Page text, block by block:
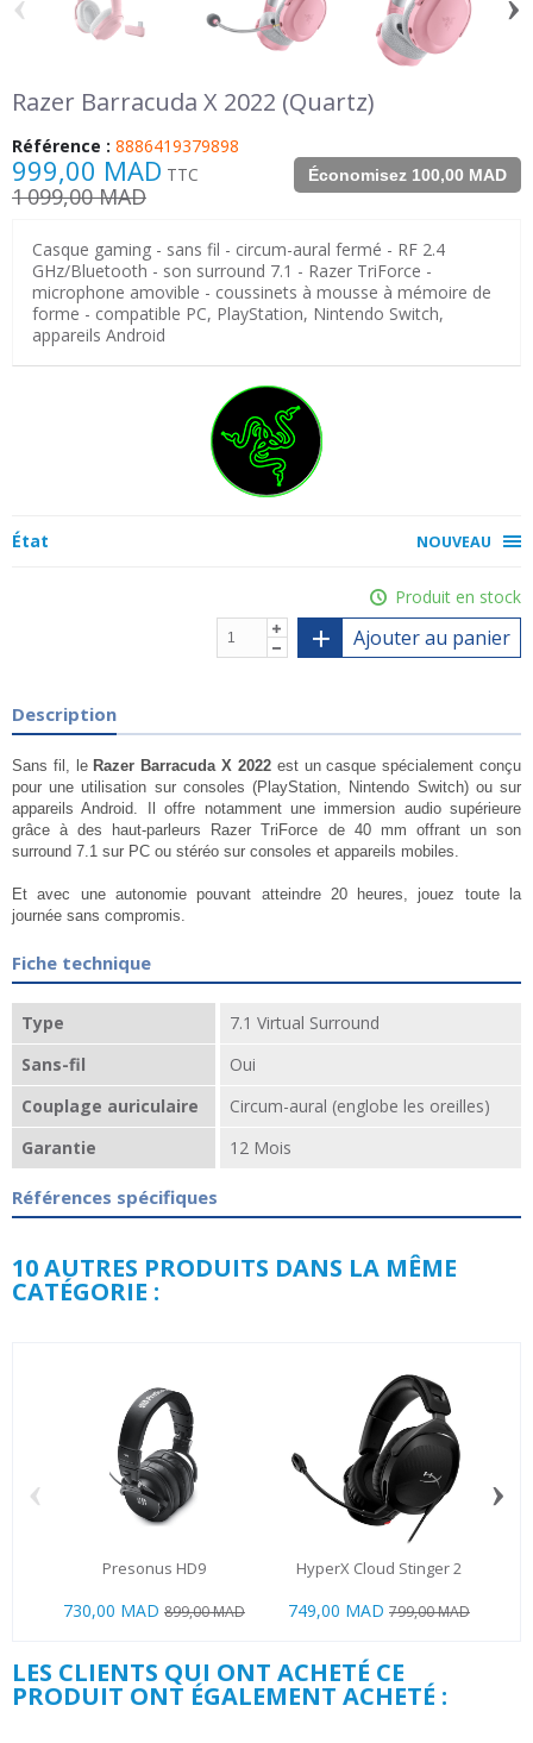
Razer Barracuda X 2022 (Quartz)
Référence : 8886419379898
Économisez 100,00 MAD
999,00 MAD TTC
1 099,00 MAD
Casque gaming - sans fil - circum-aural fermé - RF 2.4
GHz/Bluetooth - son surround 7.1 - Razer TriForce -
microphone amovible - coussinets à mousse à mémoire de
forme - compatible PC, PlayStation, Nintendo Switch,
appareils Android
État NOUVEAU
Produit en stock
Ajouter au panier
Description
Sans fil, le Razer Barracuda X 2022est un casque spécialement conçu
pour une utilisation sur consoles (PlayStation, Nintendo Switch) ou sur
appareils Android. Il offre notamment une immersion audio supérieure
grâce à des haut-parleurs Razer TriForce de 40 mm offrant un son
surround 7.1 sur PC ou stéréo sur consoles et appareils mobiles.
Et avec une autonomie pouvant atteindre 20 heures, jouez toute la
journée sans compromis.
Fiche technique
Type
7.1 Virtual Surround
Sans-fil
Oui
Couplage auriculaire
Circum-aural (englobe les oreilles)
Garantie
12 Mois
Références spécifiques
10 AUTRES PRODUITS DANS LA MÊME
CATÉGORIE :
Presonus HD9
730,00 MAD 899,00 MAD
HyperX Cloud Stinger 2
749,00 MAD 799,00 MAD
‹ ›
LES CLIENTS QUI ONT ACHETÉ CE
PRODUIT ONT ÉGALEMENT ACHETÉ :